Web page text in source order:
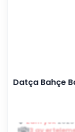
Datça Bahçe
3 ay